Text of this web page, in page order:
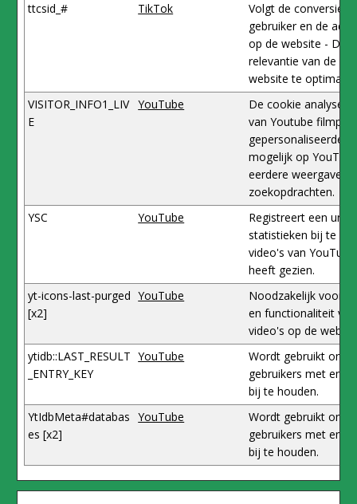
ttcsid_#
TikTok
Volgt de conversie-
gebruiker en de
op de website - Dit
relevantie van de
website te
VISITOR_INFO1_LIV
E
YouTube
De cookie
van Youtube
gepersonaliseerde
mogelijk op
eerdere weergaven
zoekopdrachten.
YSC
YouTube
Registreert een
statistieken bij te
video's van
heeft gezien.
yt-icons-last-purged
[x2]
YouTube
Noodzakelijk voor
en functionaliteit
video's op de
ytidb::LAST_RESULT
_ENTRY_KEY
YouTube
Wordt gebruikt om
gebruikers met
bij te houden.
YtIdbMeta#databas
es [x2]
YouTube
Wordt gebruikt om
gebruikers met
bij te houden.